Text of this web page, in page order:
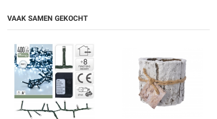
VAAK SAMEN GEKOCHT